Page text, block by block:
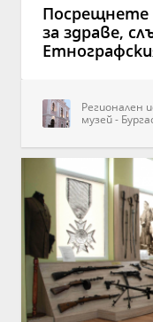
за здраве,
Регионален
музей -